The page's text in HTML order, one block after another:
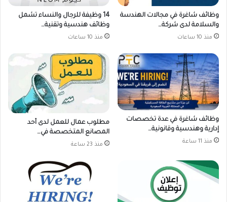
وظائف شاغرة في مجالات الهندسة
والسلامة لدى شركة…
منذ 10 ساعات
14 وظيفة للرجال والنساء تشمل
وظائف هندسية وتقنية…
منذ 10 ساعات
وظائف شاغرة في عدة تخصصات
إدارية وهندسية وقانونية…
منذ 11 ساعة
مطلوب عمال للعمل لدى أحد
المصانع المتخصصة في…
منذ 23 ساعة